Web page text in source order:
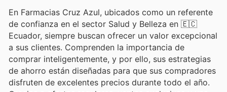
En Farmacias Cruz Azul, ubicados como un referente
de confianza en el sector Salud y Belleza en 🇪🇨
Ecuador, siempre buscan ofrecer un valor excepcional
a sus clientes. Comprenden la importancia de
comprar inteligentemente, y por ello, sus estrategias
de ahorro están diseñadas para que sus compradores
disfruten de excelentes precios durante todo el año.